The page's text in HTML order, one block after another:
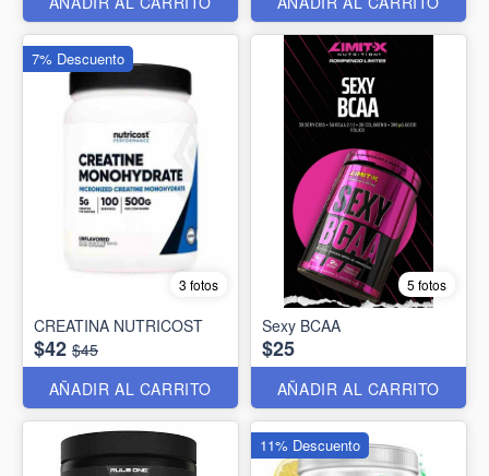
3 fotos
CREATINA NUTRICOST
$42 $45
AÑADIR AL CARRITO
7% Descuento
5 fotos
Sexy BCAA
$25
AÑADIR AL CARRITO
11% Descuento